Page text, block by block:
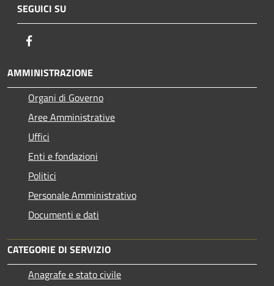
SEGUICI SU
AMMINISTRAZIONE
Organi di Governo
Aree Amministrative
Uffici
Enti e fondazioni
Politici
Personale Amministrativo
Documenti e dati
CATEGORIE DI SERVIZIO
Anagrafe e stato civile